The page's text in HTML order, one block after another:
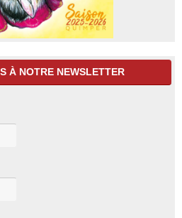
À NOTRE NEWSLETTER